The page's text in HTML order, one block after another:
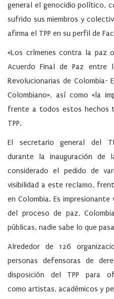
general el genocidio político,
sufrido sus miembros y
afirma el TPP en su perfil de
«Los crímenes contra la paz
Acuerdo Final de Paz entre
Revolucionarias de Colombia-
Colombiano», así como «la
frente a todos estos hechos
TPP.
El secretario general del
durante la inauguración de
considerado el pedido de
visibilidad a este reclamo,
en Colombia. Es
del proceso de paz,
públicas, nadie sabe lo que
Alrededor de 126
personas defensoras de
disposición del TPP para
como artistas, académicos y